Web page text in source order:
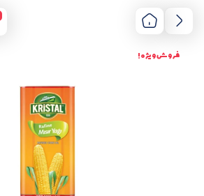
فروش ویژه !